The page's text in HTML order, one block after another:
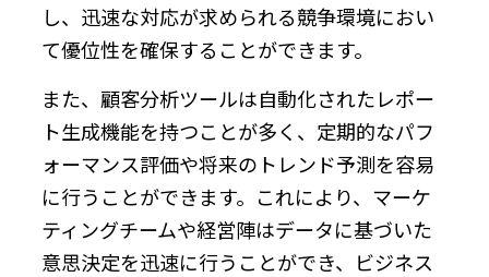
し、迅速な対応が求められる競争環境におい
て優位性を確保することができます。
また、顧客分析ツールは自動化されたレポー
ト生成機能を持つことが多く、定期的なパフ
ォーマンス評価や将来のトレンド予測を容易
に行うことができます。これにより、マーケ
ティングチームや経営陣はデータに基づいた
意思決定を迅速に行うことができ、ビジネス